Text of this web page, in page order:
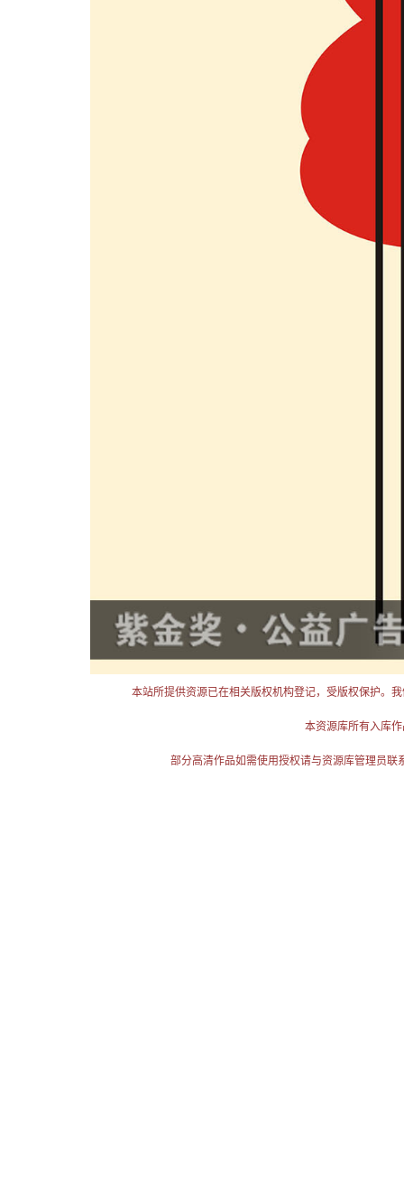
本站所提供资源已在相关版权机构登记，受版权保护。
本资源库所有入库
部分高清作品如需使用授权请与资源库管理员联